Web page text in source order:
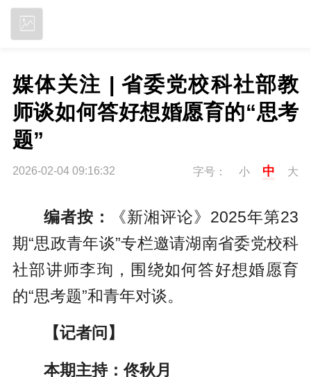
媒体关注 | 省委党校科社部教
师谈如何答好想婚愿育的“思考
题”
2026-02-04 09:16:32 字号： 小 中 大
编者按：
《新湘评论》2025年第23
期“思政青年谈”专栏邀请湖南省委党校科
社部讲师李珣，围绕如何答好想婚愿育
的“思考题”和青年对谈。
【记者问】
本期主持：佟秋月